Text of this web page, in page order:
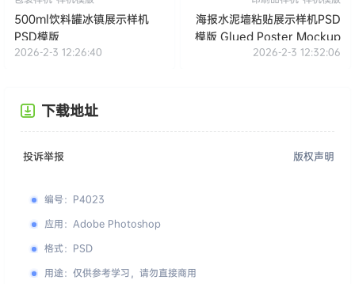
500ml饮料罐冰镇展示样机
PSD模版
2026-2-3 12:26:40
海报水泥墙粘贴展示样机PSD
模版 Glued Poster Mockup
2026-2-3 12:32:06
下载地址
投诉举报 版权声明
编号： P4023
应用： Adobe Photoshop
格式： PSD
用途： 仅供参考学习，请勿直接商用